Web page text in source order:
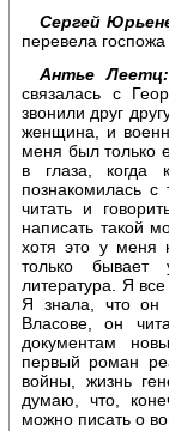
Сергей
перевела
Антье Леетц:
связалась с
звонили друг
женщина, и
меня был только
в глаза,
познакомилась
читать и
написать такой
хотя это у меня
только бывает
литература. Я
Я знала, что он
Власове, он
документам
первый роман
войны, жизнь
думаю, что,
можно писать о